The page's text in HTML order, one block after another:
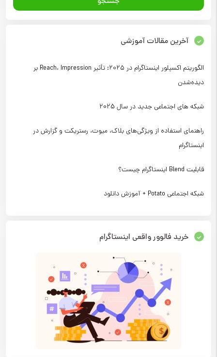
آخرین مقالات آموزشی
الگوریتم اکسپلور اینستاگرام در ۲۰۲۵: تأثیر Reach، Impression بر
دیده‌شدن
شبکه های اجتماعی جدید در سال 2025
راهنمای استفاده از ویژگی‌های بلاک، میوت، رستریکت و گزارش در
اینستاگرام
قابلیت Blend اینستاگرام چیست؟
شبکه اجتماعی Potato + آموزش دانلود
خرید فالوور واقعی اینستاگرام